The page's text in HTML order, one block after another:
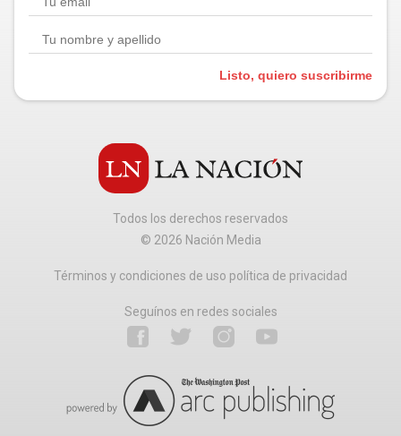
Listo, quiero suscribirme
Todos los derechos reservados
© 2026 Nación Media
Términos y condiciones de uso política de privacidad
Seguínos en redes sociales